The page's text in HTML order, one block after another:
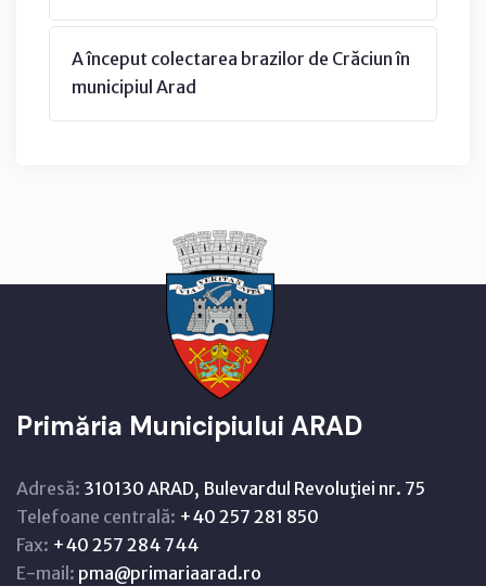
A început colectarea brazilor de Crăciun în
municipiul Arad
Primăria Municipiului ARAD
Adresă: 310130 ARAD, Bulevardul Revoluţiei nr. 75
Telefoane centrală: +40 257 281 850
Fax: +40 257 284 744
E-mail: pma@primariaarad.ro